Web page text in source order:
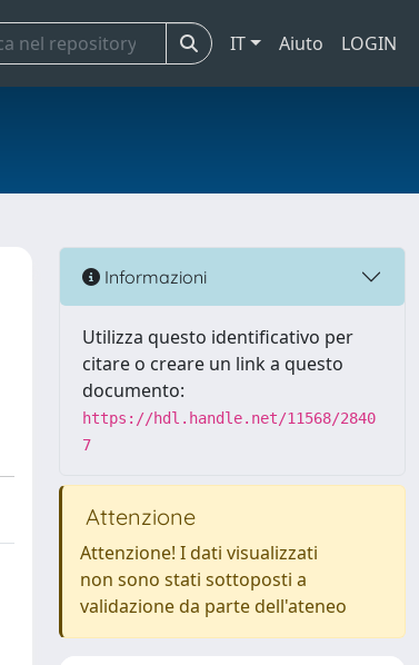
IT Aiuto LOGIN
Informazioni
Utilizza questo identificativo per
citare o creare un link a questo
documento:
https://hdl.handle.net/11568/2840
7
Attenzione
Attenzione! I dati visualizzati
non sono stati sottoposti a
validazione da parte dell'ateneo